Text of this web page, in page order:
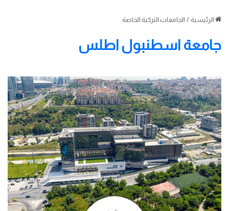
الرئيسية / الجامعات التركية الخاصة
جامعة اسطنبول اطلس